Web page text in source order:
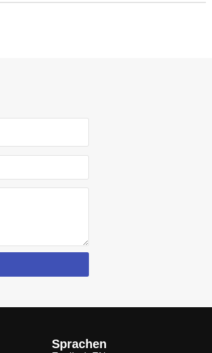
Sprachen